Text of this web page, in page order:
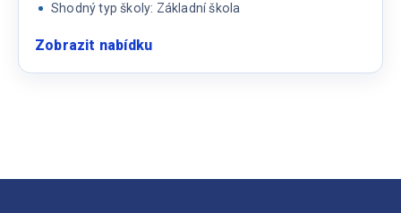
Shodný typ školy: Základní škola
Zobrazit nabídku: